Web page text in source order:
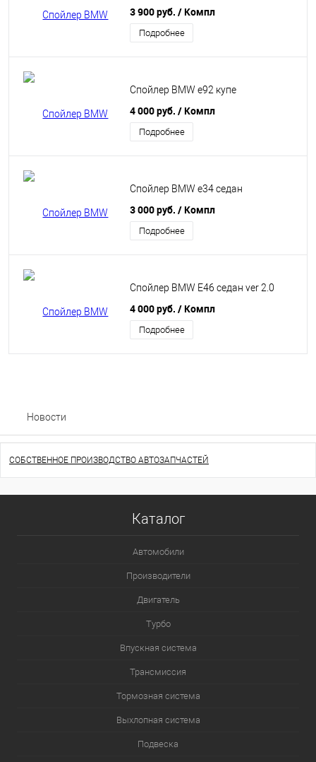
3 900 руб. / Компл
Подробнее
Спойлер BMW e92 купе
4 000 руб. / Компл
Подробнее
Спойлер BMW e34 седан
3 000 руб. / Компл
Подробнее
Спойлер BMW E46 седан ver 2.0
4 000 руб. / Компл
Подробнее
Новости
СОБСТВЕННОЕ ПРОИЗВОДСТВО АВТОЗАПЧАСТЕЙ
Каталог
Автомобили
Производители
Двигатель
Турбо
Впускная система
Трансмиссия
Тормозная система
Выхлопная система
Подвеска